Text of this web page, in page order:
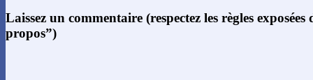
Laissez un commentaire (respectez les règles
propos”)